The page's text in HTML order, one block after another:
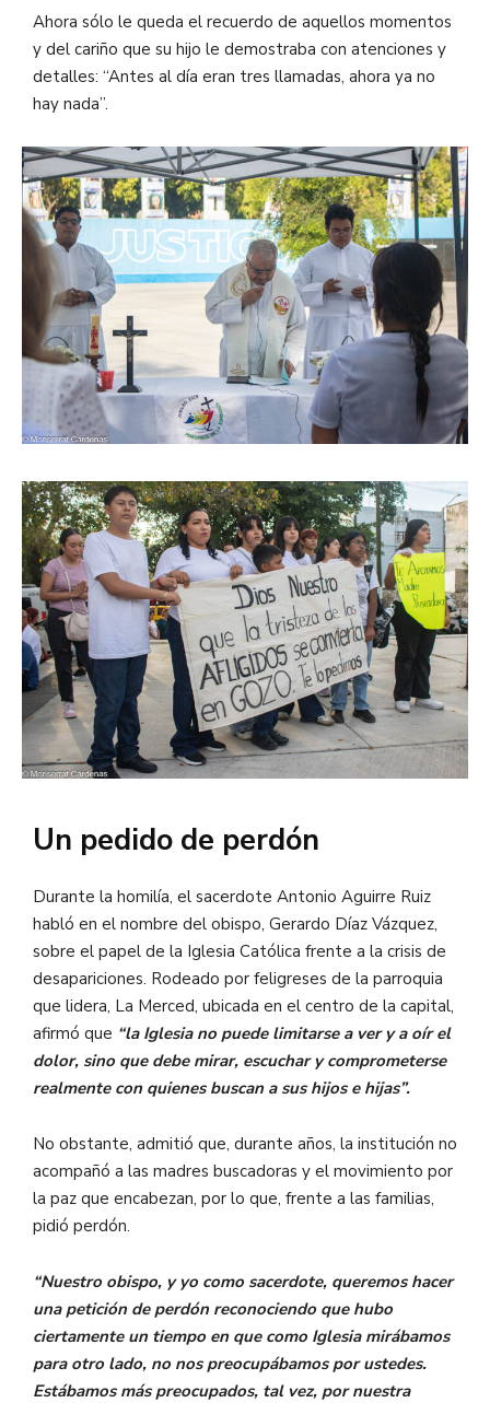
Ahora sólo le queda el recuerdo de aquellos momentos
y del cariño que su hijo le demostraba con atenciones y
detalles: “Antes al día eran tres llamadas, ahora ya no
hay nada”.
Un pedido de perdón
Durante la homilía, el sacerdote Antonio Aguirre Ruiz
habló en el nombre del obispo, Gerardo Díaz Vázquez,
sobre el papel de la Iglesia Católica frente a la crisis de
desapariciones. Rodeado por feligreses de la parroquia
que lidera, La Merced, ubicada en el centro de la capital,
afirmó que “la Iglesia no puede limitarse a ver y a oír el
dolor, sino que debe mirar, escuchar y comprometerse
realmente con quienes buscan a sus hijos e hijas”.
No obstante, admitió que, durante años, la institución no
acompañó a las madres buscadoras y el movimiento por
la paz que encabezan, por lo que, frente a las familias,
pidió perdón.
“Nuestro obispo, y yo como sacerdote, queremos hacer
una petición de perdón reconociendo que hubo
ciertamente un tiempo en que como Iglesia mirábamos
para otro lado, no nos preocupábamos por ustedes.
Estábamos más preocupados, tal vez, por nuestra